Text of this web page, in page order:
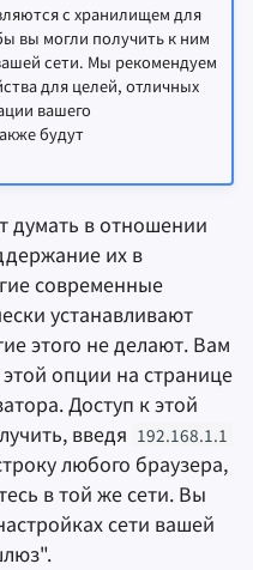
с хранилищем для
вы могли получить к ним
сети. Мы рекомендуем
для целей, отличных
вашего
будут
думать в отношении
их в
современные
устанавливают
этого не делают. Вам
опции на странице
Доступ к этой
введя 192.168.1.1
любого браузера,
в той же сети. Вы
сети вашей